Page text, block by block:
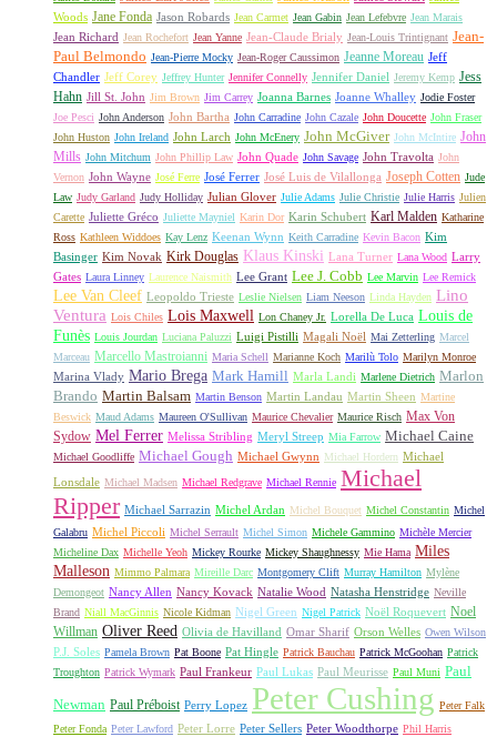
Woods Jane Fonda Jason Robards Jean Carmet Jean Gabin Jean Lefebvre Jean Marais
Jean Richard Jean Rochefort Jean Yanne Jean-Claude Brialy Jean-Louis Trintignant Jean-
Paul Belmondo Jean-Pierre Mocky Jean-Roger Caussimon Jeanne Moreau Jeff
Chandler Jeff Corey Jeffrey Hunter Jennifer Connelly Jennifer Daniel Jeremy Kemp Jess
Hahn Jill St. John Jim Brown Jim Carrey Joanna Barnes Joanne Whalley Jodie Foster
Joe Pesci John Anderson John Bartha John Carradine John Cazale John Doucette John Fraser
John Huston John Ireland John Larch John McEnery John McGiver John McIntire John
Mills John Mitchum John Phillip Law John Quade John Savage John Travolta John
Vernon John Wayne José Ferre José Ferrer José Luis de Vilallonga Joseph Cotten Jude
Law Judy Garland Judy Holliday Julian Glover Julie Adams Julie Christie Julie Harris Julien
Carette Juliette Gréco Juliette Mayniel Karin Dor Karin Schubert Karl Malden Katharine
Ross Kathleen Widdoes Kay Lenz Keenan Wynn Keith Carradine Kevin Bacon Kim
Basinger Kim Novak Kirk Douglas Klaus Kinski Lana Turner Lana Wood Larry
Gates Laura Linney Laurence Naismith Lee Grant Lee J. Cobb Lee Marvin Lee Remick
Lee Van Cleef Leopoldo Trieste Leslie Nielsen Liam Neeson Linda Hayden Lino
Ventura Lois Chiles Lois Maxwell Lon Chaney Jr. Lorella De Luca Louis de
Funès Louis Jourdan Luciana Paluzzi Luigi Pistilli Magali Noël Mai Zetterling Marcel
Marceau Marcello Mastroianni Maria Schell Marianne Koch Marilù Tolo Marilyn Monroe
Marina Vlady Mario Brega Mark Hamill Marla Landi Marlene Dietrich Marlon
Brando Martin Balsam Martin Benson Martin Landau Martin Sheen Martine
Beswick Maud Adams Maureen O'Sullivan Maurice Chevalier Maurice Risch Max Von
Sydow Mel Ferrer Melissa Stribling Meryl Streep Mia Farrow Michael Caine
Michael Goodliffe Michael Gough Michael Gwynn Michael Hordern Michael
Lonsdale Michael Madsen Michael Redgrave Michael Rennie Michael
Ripper Michael Sarrazin Michel Ardan Michel Bouquet Michel Constantin Michel
Galabru Michel Piccoli Michel Serrault Michel Simon Michele Gammino Michèle Mercier
Micheline Dax Michelle Yeoh Mickey Rourke Mickey Shaughnessy Mie Hama Miles
Malleson Mimmo Palmara Mireille Darc Montgomery Clift Murray Hamilton Mylène
Demongeot Nancy Allen Nancy Kovack Natalie Wood Natasha Henstridge Neville
Brand Niall MacGinnis Nicole Kidman Nigel Green Nigel Patrick Noël Roquevert Noel
Willman Oliver Reed Olivia de Havilland Omar Sharif Orson Welles Owen Wilson
P.J. Soles Pamela Brown Pat Boone Pat Hingle Patrick Bauchau Patrick McGoohan Patrick
Troughton Patrick Wymark Paul Frankeur Paul Lukas Paul Meurisse Paul Muni Paul
Newman Paul Préboist Perry Lopez Peter Cushing Peter Falk
Peter Fonda Peter Lawford Peter Lorre Peter Sellers Peter Woodthorpe Phil Harris